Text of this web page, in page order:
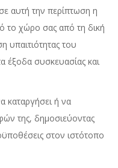
αυτή την περίπτωση η
το χώρο σας από τη δική
υπαιτιότητας του
έξοδα συσκευασίας και
καταργήσει ή να
της, δημοσιεύοντας
στον ιστότοπο